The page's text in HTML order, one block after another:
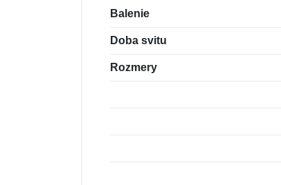
Balenie
Doba svitu
Rozmery